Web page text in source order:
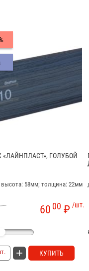
ГОЛУБОЙ
58мм; толщина: 22мм
/шт.
60 00 ₽
КУПИТЬ